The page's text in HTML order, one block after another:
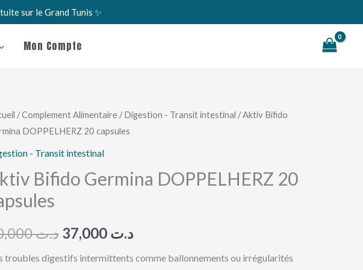
sur le Grand Tunis ✨
Mon Compte Rechercher
/Complement Alimentaire /Digestion - Transit intestinal / Aktiv Bifido
DOPPELHERZ 20 capsules
- Transit intestinal
Bifido Germina DOPPELHERZ 20
د.ت40,000
Le
initial
د.ت
Le
actuel
troubles digestifs intermittents comme ballonnements ou irrégularités